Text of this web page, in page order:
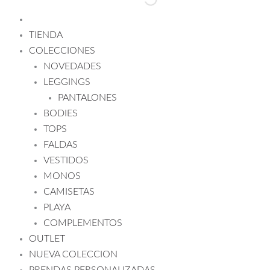
TIENDA
COLECCIONES
NOVEDADES
LEGGINGS
PANTALONES
BODIES
TOPS
FALDAS
VESTIDOS
MONOS
CAMISETAS
PLAYA
COMPLEMENTOS
OUTLET
NUEVA COLECCION